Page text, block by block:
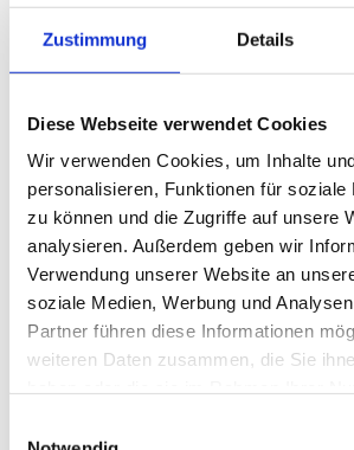
Zustimmung Details
Diese Webseite verwendet Cookies
Wir verwenden Cookies, um Inhalte
personalisieren, Funktionen für soziale
zu können und die Zugriffe auf unsere
analysieren. Außerdem geben wir
Verwendung unserer Website an
soziale Medien, Werbung und
Partner führen diese Informationen
weiteren Daten zusammen, die Sie
Zulassungsverfahren für 2026
im Zulassungsverfahren. Dazu
stärkere Digitalisierung der
und verschärfte Anforderungen
Dokumentation der
wird die Überprüfung der
Nachhaltigkeitskompetenz für
unternehmensberater
Förderschwerpunkte wie Green
den Fokus rücken.
Es empfiehlt sich, regelmäßig